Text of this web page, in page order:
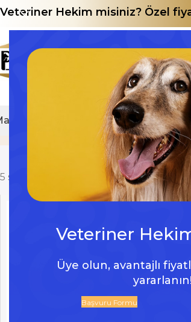
Veteriner
Üye olun, avantajlı
yararlanın!
Başvuru Formu
Veteriner Hekim misiniz? Özel
hayvan kadavra torbası
5 sonucun tümü gösteriliyor